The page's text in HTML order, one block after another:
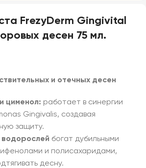
FrezyDerm Gingivital
десен 75 мл.
и отечных десен
и цименол: работает в синергии
Gingivalis, создавая
защиту.
водорослей богат дубильными
и полисахаридами,
десну.